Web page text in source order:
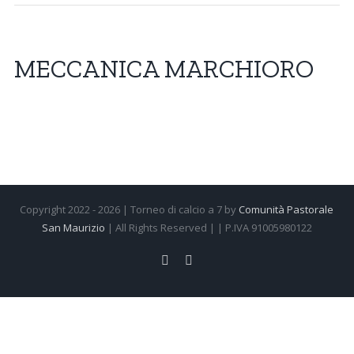
MECCANICA MARCHIORO
Copyright 2022 -2026 | Torneo di calcio a 7 by Comunità Pastorale
San Maurizio | All Rights Reserved | | P.IVA 91005980122
Facebook